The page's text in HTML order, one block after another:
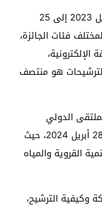
تشمل فترة الترشيح الممتدة من 07 أبريل 2023 إلى 25
لمختلف فئات الجائزة،
الترشيحات هو منتصف
الجوائز خلال الدورة الـ 16 للملتقى الدولي
للفلاحة في مدينة مكناس من 22 إلى 28 أبريل 2024، حيث
القروية والمياه
وكيفية الترشيح،